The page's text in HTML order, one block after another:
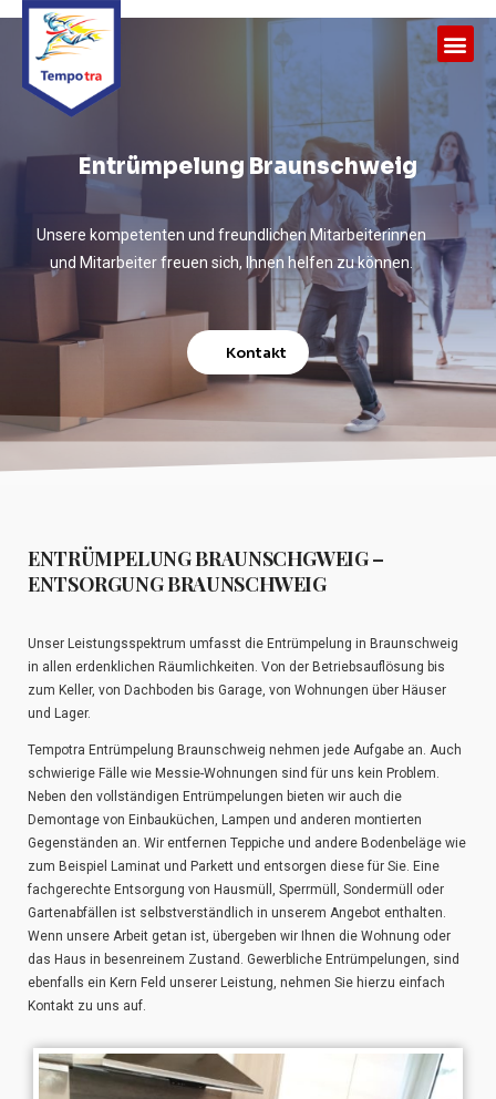
Entrümpelung Braunschweig
Unsere kompetenten und freundlichen Mitarbeiterinnen
und Mitarbeiter freuen sich, Ihnen helfen zu können.
Kontakt
ENTRÜMPELUNG BRAUNSCHGWEIG –
ENTSORGUNG BRAUNSCHWEIG
Unser Leistungsspektrum umfasst die Entrümpelung in Braunschweig
in allen erdenklichen Räumlichkeiten. Von der Betriebsauflösung bis
zum Keller, von Dachboden bis Garage, von Wohnungen über Häuser
und Lager.
Tempotra Entrümpelung Braunschweig nehmen jede Aufgabe an. Auch
schwierige Fälle wie Messie-Wohnungen sind für uns kein Problem.
Neben den vollständigen Entrümpelungen bieten wir auch die
Demontage von Einbauküchen, Lampen und anderen montierten
Gegenständen an. Wir entfernen Teppiche und andere Bodenbeläge wie
zum Beispiel Laminat und Parkett und entsorgen diese für Sie. Eine
fachgerechte Entsorgung von Hausmüll, Sperrmüll, Sondermüll oder
Gartenabfällen ist selbstverständlich in unserem Angebot enthalten.
Wenn unsere Arbeit getan ist, übergeben wir Ihnen die Wohnung oder
das Haus in besenreinem Zustand. Gewerbliche Entrümpelungen, sind
ebenfalls ein Kern Feld unserer Leistung, nehmen Sie hierzu einfach
Kontakt zu uns auf.